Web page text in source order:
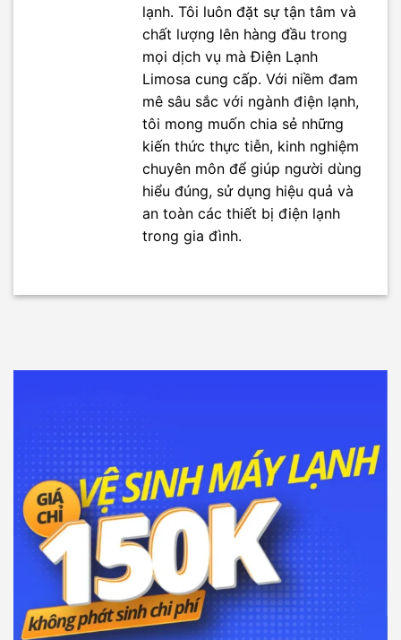
lạnh. Tôi luôn đặt sự tận tâm và
chất lượng lên hàng đầu trong
mọi dịch vụ mà Điện Lạnh
Limosa cung cấp. Với niềm đam
mê sâu sắc với ngành điện lạnh,
tôi mong muốn chia sẻ những
kiến thức thực tiễn, kinh nghiệm
chuyên môn để giúp người dùng
hiểu đúng, sử dụng hiệu quả và
an toàn các thiết bị điện lạnh
trong gia đình.